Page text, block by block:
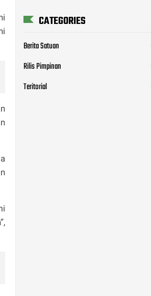
CATEGORIES
Berita Satuan
Rilis Pimpinan
Teritorial